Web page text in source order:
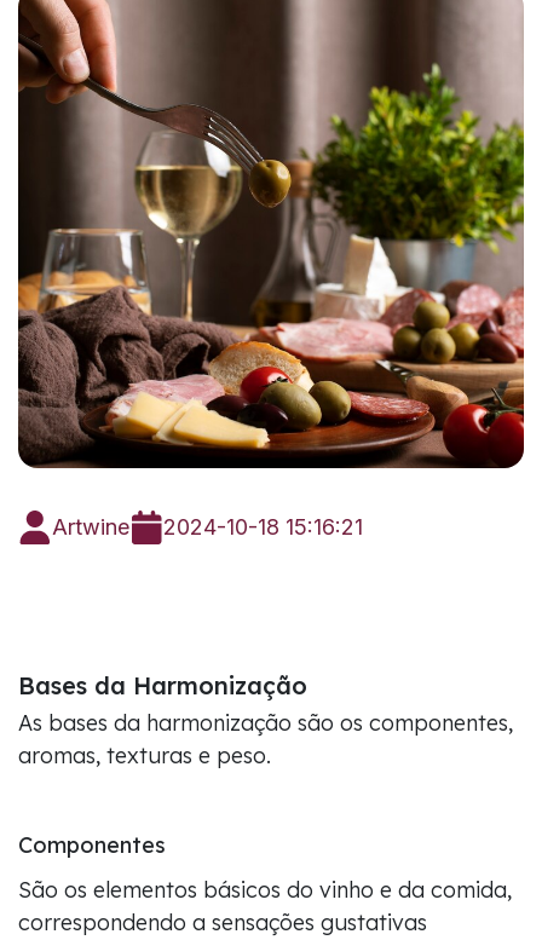
Artwine 2024-10-18 15:16:21
Bases da Harmonização
As bases da harmonização são os componentes,
aromas, texturas e peso.
Componentes
São os elementos básicos do vinho e da comida,
correspondendo a sensações gustativas